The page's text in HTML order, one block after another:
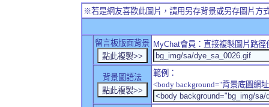
※若是網友喜歡此圖片，請用另存背景或另存圖片方
留言板版面背景 MyChat會員：直接複製圖片路
背景圖語法
範例：
<body background="背景底圖網